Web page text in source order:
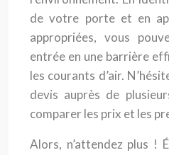
de votre porte et en
appropriées, vous
entrée en une barrière
les courants d’air.
devis auprès de
comparer les prix et les
Alors, n’attendez plus !